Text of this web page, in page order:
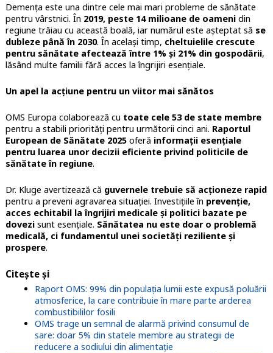
Demența este una dintre cele mai mari probleme de sănătate
pentru vârstnici. În 2019, peste 14 milioane de oamenidin
regiune trăiau cu această boală, iar numărul este așteptat să se
dubleze până în 2030. În același timp, cheltuielile crescute
pentru sănătate afectează între 1% și 21% din gospodării,
lăsând multe familii fără acces la îngrijiri esențiale.
Un apel la acțiune pentru un viitor mai sănătos
OMS Europa colaborează cu toate cele 53 de state membre
pentru a stabili priorități pentru următorii cinci ani. Raportul
European de Sănătate 2025oferă informații esențiale
pentru luarea unor decizii eficiente privind politicile de
sănătate în regiune.
Dr. Kluge avertizează că guvernele trebuie să acționeze rapid
pentru a preveni agravarea situației. Investițiile în prevenție,
acces echitabil la îngrijiri medicale și politici bazate pe
dovezisunt esențiale. Sănătatea nu este doar o problemă
medicală, ci fundamentul unei societăți reziliente și
prospere.
Citește și
Raport OMS: 99% din populația lumii este expusă poluării
atmosferice, la care contribuie în mare parte arderea
combustibililor fosili
OMS trage un semnal de alarmă privind consumul de
sare: doar 5% din statele membre au strategii de
reducere a sodiului din alimentație